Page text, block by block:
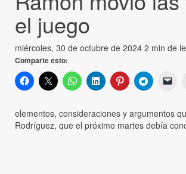
el juego
miércoles, 30 de octubre de 2024 2 min de
Comparte esto:
elementos, consideraciones y argumentos
Rodríguez, que el próximo martes debía